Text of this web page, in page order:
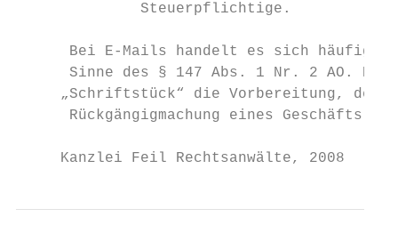
              Steuerpflichtige.
Bei E-Mails handelt es sich häufig
Sinne des § 147 Abs. 1 Nr. 2 AO.
„Schriftstück“ die Vorbereitung, den
Rückgängigmachung eines Geschäfts
Kanzlei Feil Rechtsanwälte, 2008